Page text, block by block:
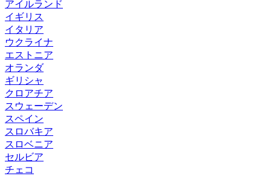
アイルランド
イギリス
イタリア
ウクライナ
エストニア
オランダ
ギリシャ
クロアチア
スウェーデン
スペイン
スロバキア
スロベニア
セルビア
チェコ